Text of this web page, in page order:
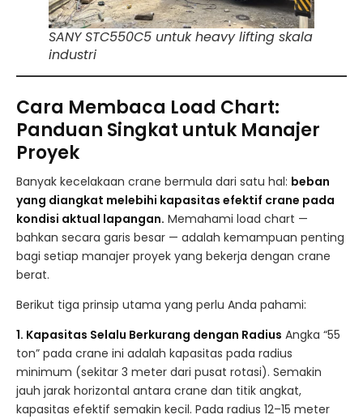
SANY STC550C5 untuk heavy lifting skala
industri
Cara Membaca Load Chart:
Panduan Singkat untuk Manajer
Proyek
Banyak kecelakaan crane bermula dari satu hal: beban
yang diangkat melebihi kapasitas efektif crane pada
kondisi aktual lapangan. Memahami load chart —
bahkan secara garis besar — adalah kemampuan penting
bagi setiap manajer proyek yang bekerja dengan crane
berat.
Berikut tiga prinsip utama yang perlu Anda pahami:
1. Kapasitas Selalu Berkurang dengan Radius Angka “55
ton” pada crane ini adalah kapasitas pada radius
minimum (sekitar 3 meter dari pusat rotasi). Semakin
jauh jarak horizontal antara crane dan titik angkat,
kapasitas efektif semakin kecil. Pada radius 12–15 meter